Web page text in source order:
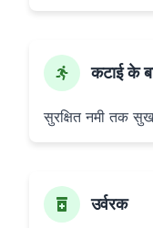
कटाई के
सुरक्षित नमी तक
उर्वरक